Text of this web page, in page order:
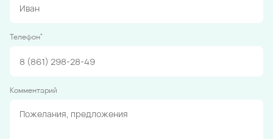
Телефон*
Комментарий